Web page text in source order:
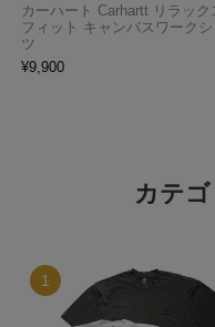
カーハート Carhartt リラック
フィット キャンバスワークシ
ツ
¥9,900
カテ